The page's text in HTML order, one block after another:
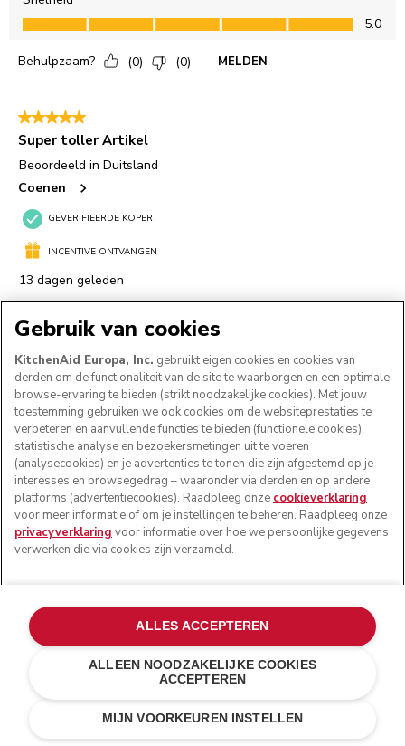
Kosten besparen€ 35,70
Gebruik van cookies
KitchenAid Europa, Inc. gebruikt eigen cookies en cookies van
derden om de functionaliteit van de site te waarborgen en een optimale
browse-ervaring te bieden (strikt noodzakelijke cookies). Met jouw
toestemming gebruiken we ook cookies om de websiteprestaties te
verbeteren en aanvullende functies te bieden (functionele cookies),
statistische analyse en bezoekersmetingen uit te voeren
(analysecookies) en je advertenties te tonen die zijn afgestemd op je
interesses en browsegedrag – waaronder via derden en op andere
platforms (advertentiecookies). Raadpleeg onze cookieverklaring
voor meer informatie of om je instellingen te beheren. Raadpleeg onze
privacyverklaring voor informatie over hoe we persoonlijke gegevens
verwerken die via cookies zijn verzameld.
MIJN VOORKEUREN INSTELLEN
ALLEEN NOODZAKELIJKE COOKIES
ACCEPTEREN
ALLES ACCEPTEREN